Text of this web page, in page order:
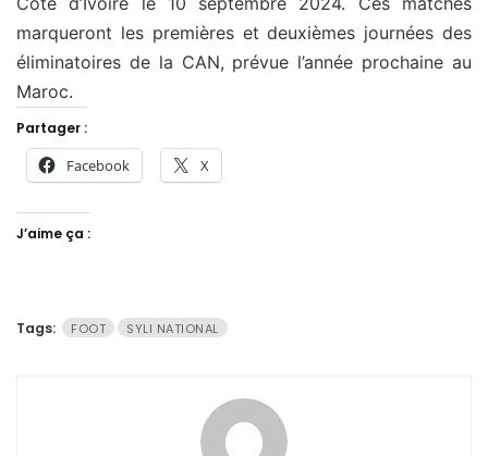
marqueront les premières et deuxièmes journées des
éliminatoires de la CAN, prévue l’année prochaine au
Maroc.
Partager :
Facebook X
J’aime ça :
Tags: FOOT SYLI NATIONAL